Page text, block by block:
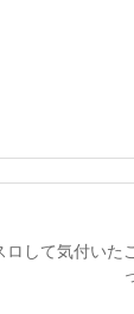
ロして気付いた